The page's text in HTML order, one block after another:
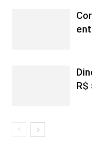
R$